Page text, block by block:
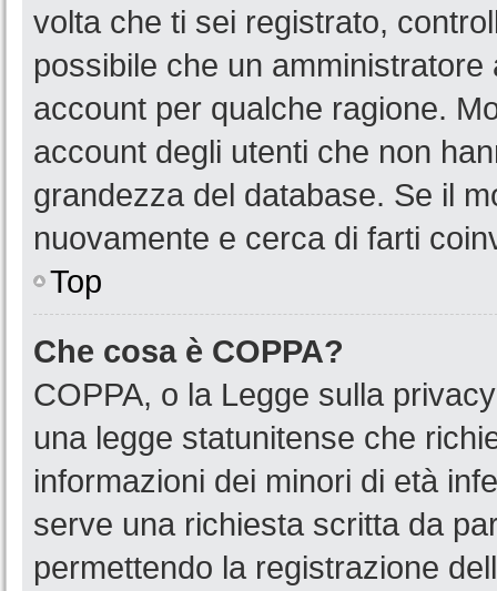
volta che ti sei registrato,
possibile che un
account per qualche ragione.
account degli utenti che non
grandezza del database. Se il
nuovamente e cerca di farti
Top
Che cosa è COPPA?
COPPA, o la Legge sulla
una legge statunitense che
informazioni dei minori di età
serve una richiesta scritta da
permettendo la registrazione